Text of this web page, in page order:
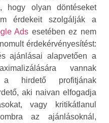
hogy olyan döntéseket
érdekeit szolgálják a
Ads esetében ez nem
érdekérvényesítést:
ajánlásai alapvetően a
vannak
hirdető profitjának
aki naivan elfogadja
vagy kritikátlanul
az ajánlásoknál,